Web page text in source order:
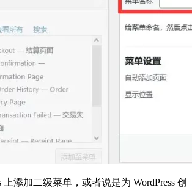
上添加二级菜单，或者说是为 WordPress 创